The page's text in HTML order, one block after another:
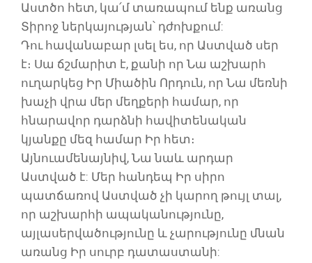
Աստծո հետ, կա՛մ տառապում ենք առանց
Տիրոջ ներկայության՝ դժոխքում:
Դու հավանաբար լսել ես, որ Աստված սեր
է։ Սա ճշմարիտ է, քանի որ Նա աշխարհ
ուղարկեց Իր Միածին Որդուն, որ Նա մեռնի
խաչի վրա մեր մեղքերի համար, որ
հնարավոր դարձնի հավիտենական
կյանքը մեզ համար Իր հետ։
Այնուամենայնիվ, Նա նաև արդար
Աստված է: Մեր հանդեպ Իր սիրո
պատճառով Աստված չի կարող թույլ տալ,
որ աշխարհի ապականությունը,
այլասերվածությունը և չարությունը մնան
առանց Իր սուրբ դատաստանի: